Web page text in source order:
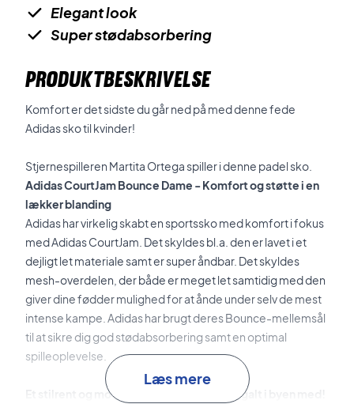
Elegant look
Super stødabsorbering
PRODUKTBESKRIVELSE
Komfort er det sidste du går ned på med denne fede
Adidas sko til kvinder!
Stjernespilleren Martita Ortega spiller i denne padel sko.
Adidas CourtJam Bounce Dame - Komfort og støtte i en
lækker blanding
Adidas har virkelig skabt en sportssko med komfort i fokus
med Adidas CourtJam. Det skyldes bl.a. den er lavet i et
dejligt let materiale samt er super åndbar. Det skyldes
mesh-overdelen, der både er meget let samtidig med den
giver dine fødder mulighed for at ånde under selv de mest
intense kampe. Adidas har brugt deres Bounce-mellemsål
til at sikre dig god stødabsorbering samt en optimal
spilleoplevelse.
Et stilrent og moderne design du ikke går galt i byen med!
Læs mere